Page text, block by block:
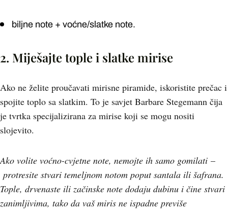
biljne note + voćne/slatke note.
2. Miješajte tople i slatke mirise
Ako ne želite proučavati mirisne piramide, iskoristite prečac i
spojite toplo sa slatkim. To je savjet Barbare Stegemann čija
je tvrtka specijalizirana za mirise koji se mogu nositi
slojevito.
Ako volite voćno-cvjetne note, nemojte ih samo gomilati –
protresite stvari temeljnom notom poput santala ili šafrana.
Tople, drvenaste ili začinske note dodaju dubinu i čine stvari
zanimljivima, tako da vaš miris ne ispadne previše